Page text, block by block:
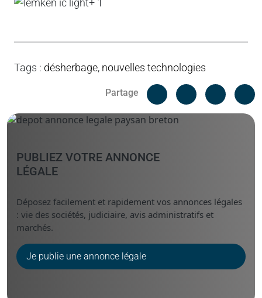
Tags : désherbage, nouvelles technologies
Partage
Facebook
Messenger
Linked
PUBLIEZ VOTRE ANNONCE
LÉGALE
Déposez facilement et rapidement vos annonces légales
: vie des sociétés, judiciaire, avis administratifs et
marchés.
Je publie une annonce légale